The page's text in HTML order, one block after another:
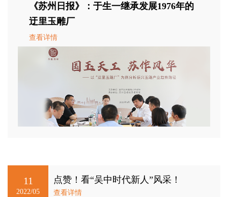
《苏州日报》：于生一继承发展1976年的
迂里玉雕厂
查看详情
11
2022/05
点赞！看“吴中时代新人”风采！
查看详情